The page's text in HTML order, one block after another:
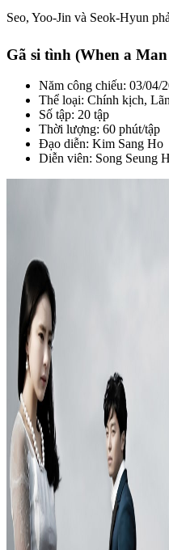
Seo, Yoo-Jin và Seok-Hyun
Gã si tình (When a
Năm công chiếu: 03/04/
Thể loại: Chính kịch,
Số tập: 20 tập
Thời lượng: 60 phút/tập
Đạo diễn: Kim Sang Ho
Diễn viên: Song Seung